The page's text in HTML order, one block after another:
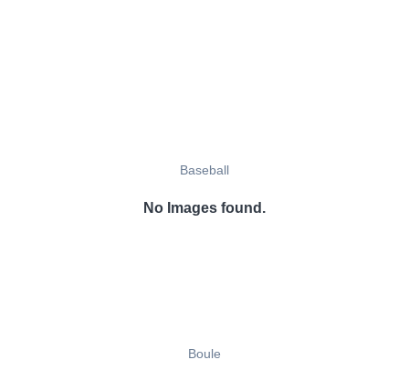
Baseball
No Images found.
Boule